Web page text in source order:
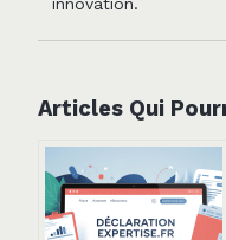
Articles Qui